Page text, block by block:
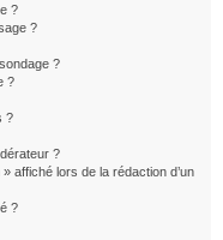
?
?
?
?
?
?
affiché lors de la rédaction d’un
?